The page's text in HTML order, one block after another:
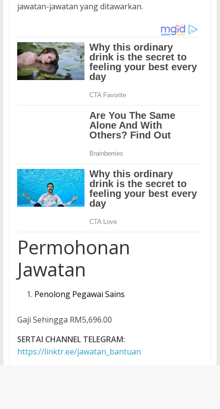
jawatan-jawatan yang ditawarkan.
Permohonan
Jawatan
Penolong Pegawai Sains
Gaji Sehingga RM5,696.00
SERTAI CHANNEL TELEGRAM:
https://linktr.ee/jawatan_bantuan